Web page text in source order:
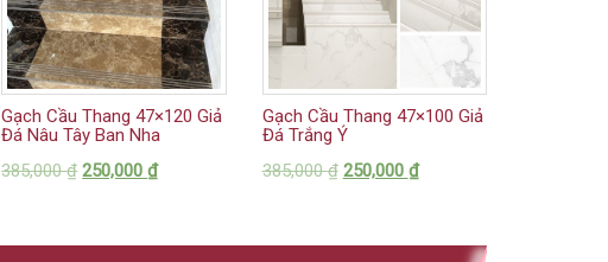
Gạch Cầu Thang 47×120 Giả
Đá Nâu Tây Ban Nha
385,000₫ 250,000₫
Gạch Cầu Thang 47×100 Giả
Đá Trắng Ý
385,000₫ 250,000 ₫